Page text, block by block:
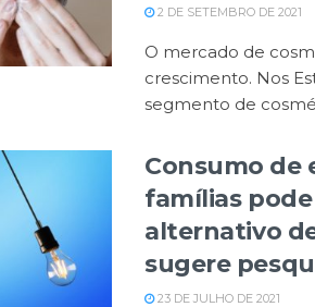
2 DE SETEMBRO DE 2021
O mercado de
crescimento. Nos
segmento de
Consumo de
famílias
alternativo
sugere
23 DE JULHO DE 2021